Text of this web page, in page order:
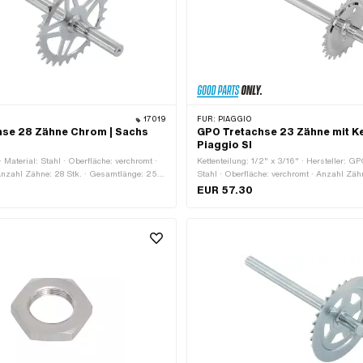
17019
28 Zähne Chrom | Sachs
Material: Stahl · Oberfläche: verchromt ·
Zähne: 28 Stk. · Gesamtlänge: 250
ab Kranz: 75 mm · Wellenlänge ab
FÜR: PIAGGIO
GPO Tretachse 23 Zähne mit
Piaggio SI
Kettenteilung: 1/2" x 3/16" · Hersteller:
Stahl · Oberfläche: verchromt · Anzahl
Farbe: Chrom · Wellenlänge ab Kranz: 60
EUR 57.30